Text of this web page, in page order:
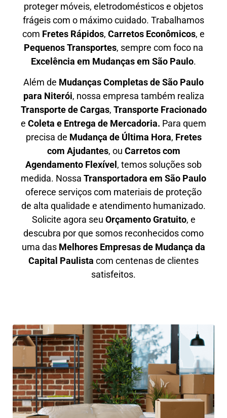
proteger móveis, eletrodomésticos e objetos
frágeis com o máximo cuidado. Trabalhamos
com Fretes Rápidos, Carretos Econômicos, e
Pequenos Transportes, sempre com foco na
Excelência em Mudanças em São Paulo.
Além de Mudanças Completas de São Paulo
para Niterói, nossa empresa também realiza
Transporte de Cargas, Transporte Fracionado
e Coleta e Entrega de Mercadoria. Para quem
precisa de Mudança de Última Hora, Fretes
com Ajudantes, ou Carretos com
Agendamento Flexível , temos soluções sob
medida. Nossa Transportadora em São Paulo
oferece serviços com materiais de proteção
de alta qualidade e atendimento humanizado.
Solicite agora seu Orçamento Gratuito, e
descubra por que somos reconhecidos como
uma das Melhores Empresas de Mudança da
Capital Paulista com centenas de clientes
satisfeitos.